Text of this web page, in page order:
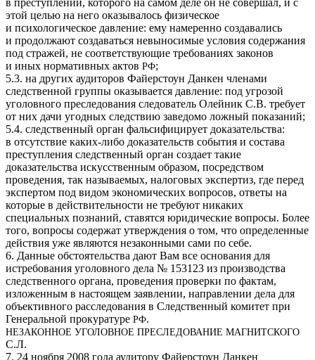
в преступлении, которого на самом деле он не совершал, и с
этой целью на него оказывалось физическое
и психологическое давление: ему намеренно создавались
и продолжают создаваться невыносимые условия содержания
под стражей, не соответствующие требованиях законов
и иных нормативных актов РФ;
5.3. на других аудиторов Файерстоун Данкен членами
следственной группы оказывается давление: под угрозой
уголовного преследования следователь Олейник С.В. требует
от них дачи угодных следствию заведомо ложный показаний;
5.4. следственный орган фальсифицирует доказательства:
в отсутствие каких-либо доказательств события и состава
преступления следственный орган создает такие
доказательства искусственным образом, посредством
проведения, так называемых, налоговых экспертиз, где перед
экспертом под видом экономических вопросов, ответы на
которые в действительности не требуют никаких
специальных познаний, ставятся юридические вопросы. Более
того, вопросы содержат утверждения о том, что определенные
действия уже являются незаконными сами по себе.
6. Данные обстоятельства дают Вам все основания для
истребования уголовного дела № 153123 из производства
следственного органа, проведения проверки по фактам,
изложенным в настоящем заявлении, направлении дела для
объективного расследования в Следственный комитет при
Генеральной прокуратуре РФ.
НЕЗАКОННОЕ УГОЛОВНОЕ ПРЕСЛЕДОВАНИЕ МАГНИТСКОГО
С.Л.
7. 24 ноября 2008 года аудитору Файерстоун Данкен